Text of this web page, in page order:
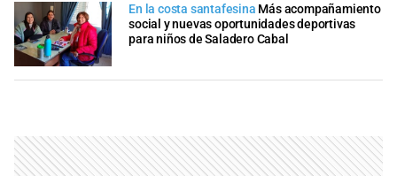
En la costa santafesina Más acompañamiento
social y nuevas oportunidades deportivas
para niños de Saladero Cabal